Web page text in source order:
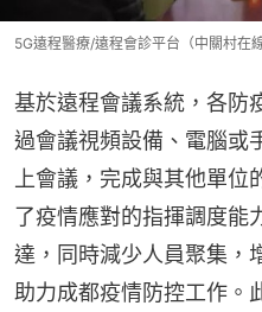
5G遠程醫療/遠程會診平台（中關村在線
基於遠程會議系統，各防
過會議視頻設備、電腦或
上會議，完成與其他單
了疫情應對的指揮調度能
達，同時減少人員聚集，
助力成都疫情防控工作。